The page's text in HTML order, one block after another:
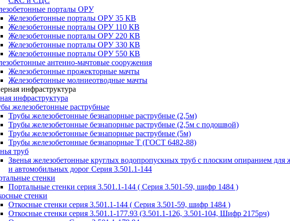
порталы ОРУ
Железобетонные порталы ОРУ 35 КВ
Железобетонные порталы ОРУ 110 КВ
Железобетонные порталы ОРУ 220 КВ
Железобетонные порталы ОРУ 330 КВ
Железобетонные порталы ОРУ 550 КВ
антенно-мачтовые сооружения
Железобетонные прожекторные мачты
Железобетонные молниеотводные мачты
инфраструктура
железобетонные раструбные
Трубы железобетонные безнапорные раструбные (2,5м)
Трубы железобетонные безнапорные раструбные (2,5м с подошвой)
Трубы железобетонные безнапорные раструбные (5м)
Трубы железобетонные безнапорные Т (ГОСТ 6482-88)
труб
Звенья железобетонные круглых водопропускных труб с плоским опиранием для
и автомобильных дорог Серия 3.501.1-144
стенки
Портальные стенки серия 3.501.1-144 ( Серия 3.501-59, шифр 1484 )
стенки
Откосные стенки серия 3.501.1-144 ( Серия 3.501-59, шифр 1484 )
Откосные стенки серия 3.501.1-177.93 (3.501.1-126, 3.501-104, Шифр 2175рч)